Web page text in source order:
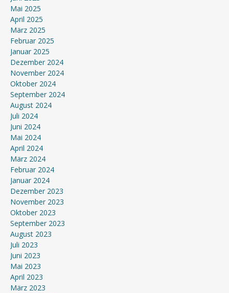
Mai 2025
April 2025
März 2025
Februar 2025
Januar 2025
Dezember 2024
November 2024
Oktober 2024
September 2024
August 2024
Juli 2024
Juni 2024
Mai 2024
April 2024
März 2024
Februar 2024
Januar 2024
Dezember 2023
November 2023
Oktober 2023
September 2023
August 2023
Juli 2023
Juni 2023
Mai 2023
April 2023
März 2023